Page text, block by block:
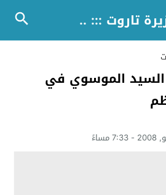
تاروت ::: ..
السيد الموسوي في